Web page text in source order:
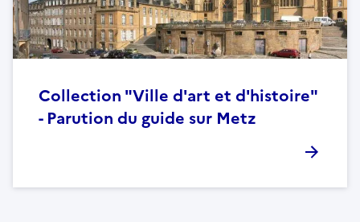
Collection "Ville d'art et d'histoire"
- Parution du guide sur Metz